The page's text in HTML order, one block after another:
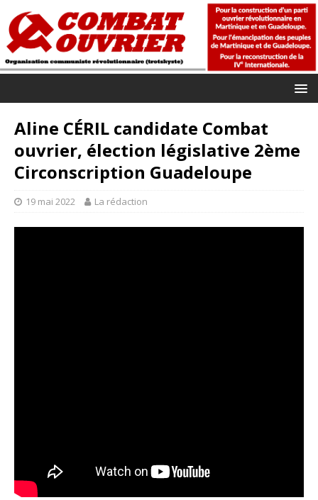
Aline CÉRIL candidate Combat
ouvrier, élection législative 2ème
Circonscription Guadeloupe
19 mai 2022 La rédaction